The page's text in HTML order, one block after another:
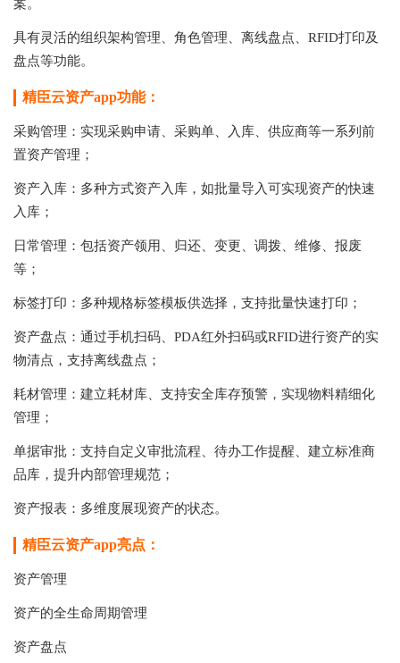
案。
具有灵活的组织架构管理、角色管理、离线盘点、RFID打印及
盘点等功能。
精臣云资产app功能：
采购管理：实现采购申请、采购单、入库、供应商等一系列前
置资产管理；
资产入库：多种方式资产入库，如批量导入可实现资产的快速
入库；
日常管理：包括资产领用、归还、变更、调拨、维修、报废
等；
标签打印：多种规格标签模板供选择，支持批量快速打印；
资产盘点：通过手机扫码、PDA红外扫码或RFID进行资产的实
物清点，支持离线盘点；
耗材管理：建立耗材库、支持安全库存预警，实现物料精细化
管理；
单据审批：支持自定义审批流程、待办工作提醒、建立标准商
品库，提升内部管理规范；
资产报表：多维度展现资产的状态。
精臣云资产app亮点：
资产管理
资产的全生命周期管理
资产盘点